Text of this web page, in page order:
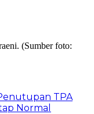
TPA
Normal